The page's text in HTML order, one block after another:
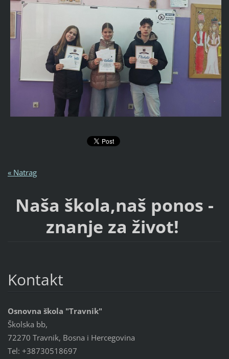
« Natrag
Naša škola,naš ponos -
znanje za život!
Kontakt
Osnovna škola "Travnik"
Školska bb,
72270 Travnik, Bosna i Hercegovina
Tel: +38730518697